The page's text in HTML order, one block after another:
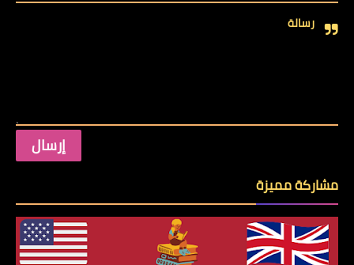
رسالة
مشاركة مميزة